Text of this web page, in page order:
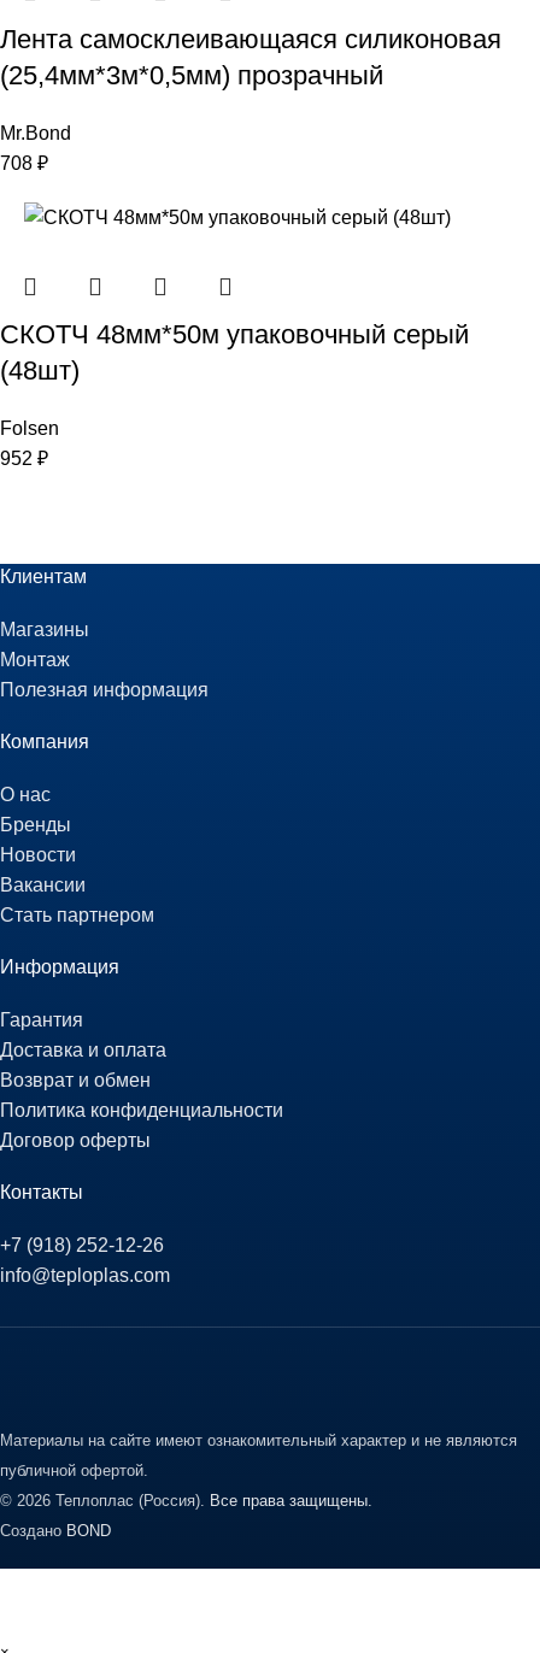
Лента самосклеивающаяся силиконовая
(25,4мм*3м*0,5мм) прозрачный
Mr.Bond
708 ₽
СКОТЧ 48мм*50м упаковочный серый
(48шт)
Folsen
952 ₽
Клиентам
Магазины
Монтаж
Полезная информация
Компания
О нас
Бренды
Новости
Вакансии
Стать партнером
Информация
Гарантия
Доставка и оплата
Возврат и обмен
Политика конфиденциальности
Договор оферты
Контакты
+7 (918) 252-12-26
info@teploplas.com
Материалы на сайте имеют ознакомительный характер и не являются
публичной офертой.
© 2026 Теплоплас (Россия). Все права защищены.
Создано BOND